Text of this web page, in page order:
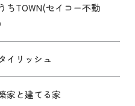
ちTOWN(セイコー不動
イリッシュ
家と建てる家